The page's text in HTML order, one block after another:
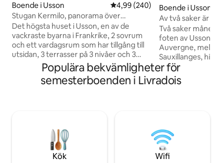
Boende i Usson 4,99 av 5 i genomsnittligt
4,99 (240)
Stugan Kermilo, panorama över
vulkanerna i Auvergne
Det högsta huset i Usson, en av de
vackraste byarna i Frankrike, 2 sovrum
och ett vardagsrum som har tillgång till
utsidan, 3 terrasser på 3 nivåer och 3
riktningar (öst, syd och väst, för
solnedgången!), varav 2 med 180° utsikt
över Auvergne och dess vulkaner. För
Grundläggande butiker 5 km bort Alt
574m 75 till 10 min
Boende i Usson
Av två saker är
solen
Två saker måne
foten av Usson
Auvergne, mellan
Sauxillanges,
Fantastisk utsikt
bergen i
soluppgång till
med varierande
upptäckter i
Populära bekvämligheter för
semesterboenden i Livradois
Kök Wifi